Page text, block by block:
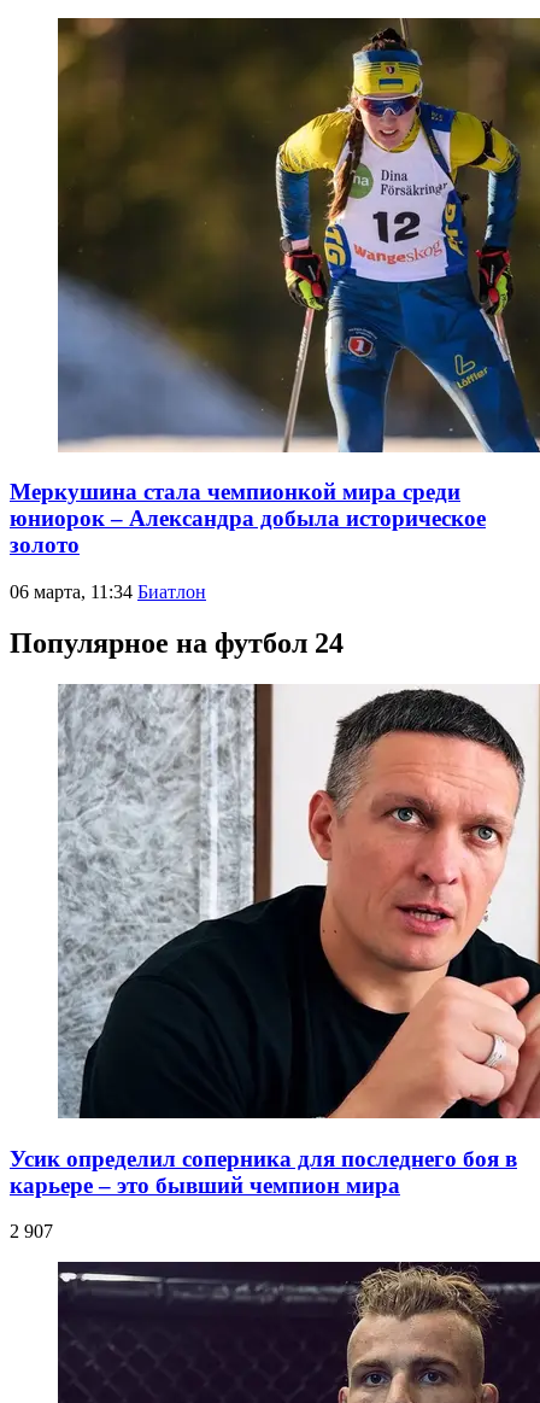
Меркушина стала чемпионкой мира среди
юниорок – Александра добыла историческое
золото
06 марта, 11:34 Биатлон
Популярное на футбол 24
Усик определил соперника для последнего боя в
карьере – это бывший чемпион мира
2 907